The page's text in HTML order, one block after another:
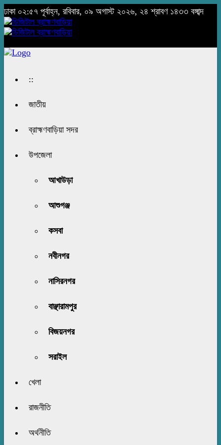
ঢাকা ০২:৫৭ পূর্বাহ্ন, রবিবার, ০৯ অগাস্ট ২০২৬, ২৪ শ্রাবণ ১৪৩৩ বঙ্গাব্দ
::
জাতীয়
ব্রাহ্মণবাড়িয়া সদর
উপজেলা
আখাউড়া
আশুগঞ্জ
কসবা
নবীনগর
নাসিরনগর
বাঞ্ছারামপুর
বিজয়নগর
সরাইল
খেলা
রাজনীতি
অর্থনীতি